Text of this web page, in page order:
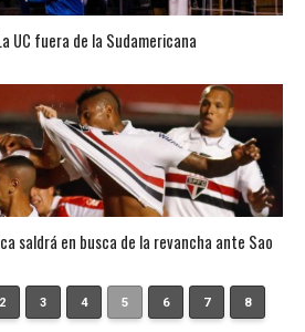
UC fuera de la Sudamericana
saldrá en busca de la revancha ante Sao
2 3 4 5 6 7 8